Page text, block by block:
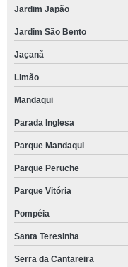
Jardim Japão
Jardim São Bento
Jaçanã
Limão
Mandaqui
Parada Inglesa
Parque Mandaqui
Parque Peruche
Parque Vitória
Pompéia
Santa Teresinha
Serra da Cantareira